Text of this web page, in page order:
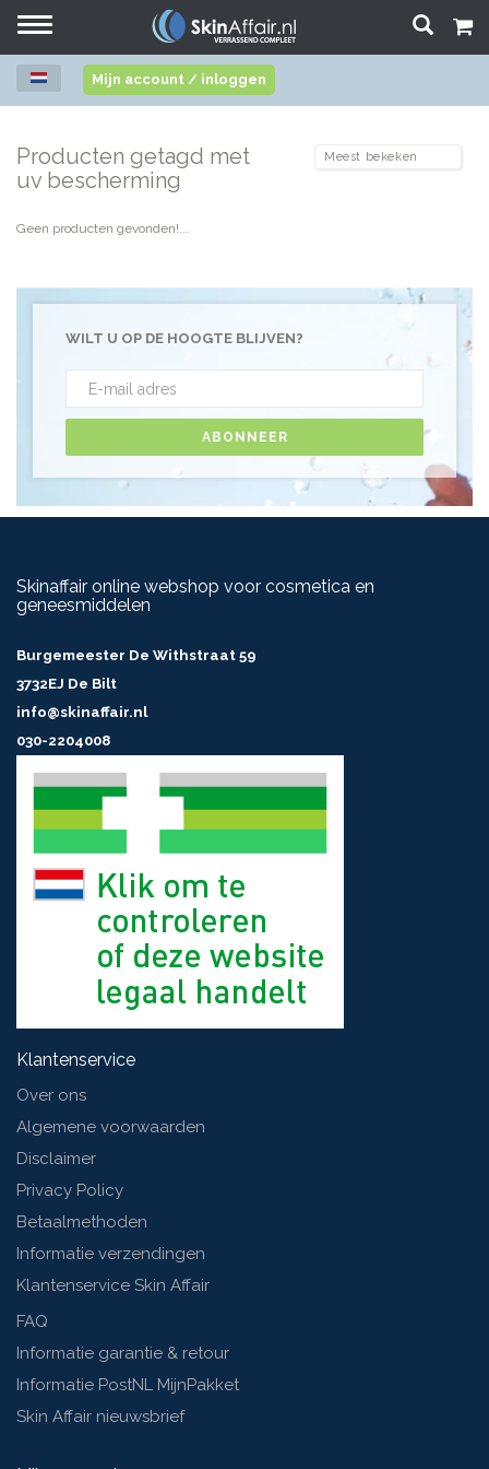
Toggle
Mijn account / inloggen
Producten getagd met
uv bescherming
Geen producten gevonden!...
WILT U OP DE HOOGTE BLIJVEN?
ABONNEER
Skinaffair online webshop voor cosmetica en
geneesmiddelen
Burgemeester De Withstraat 59
3732EJ De Bilt
info@skinaffair.nl
030-2204008
Klantenservice
Over ons
Algemene voorwaarden
Disclaimer
Privacy Policy
Betaalmethoden
Informatie verzendingen
Klantenservice Skin Affair
FAQ
Informatie garantie & retour
Informatie PostNL MijnPakket
Skin Affair nieuwsbrief